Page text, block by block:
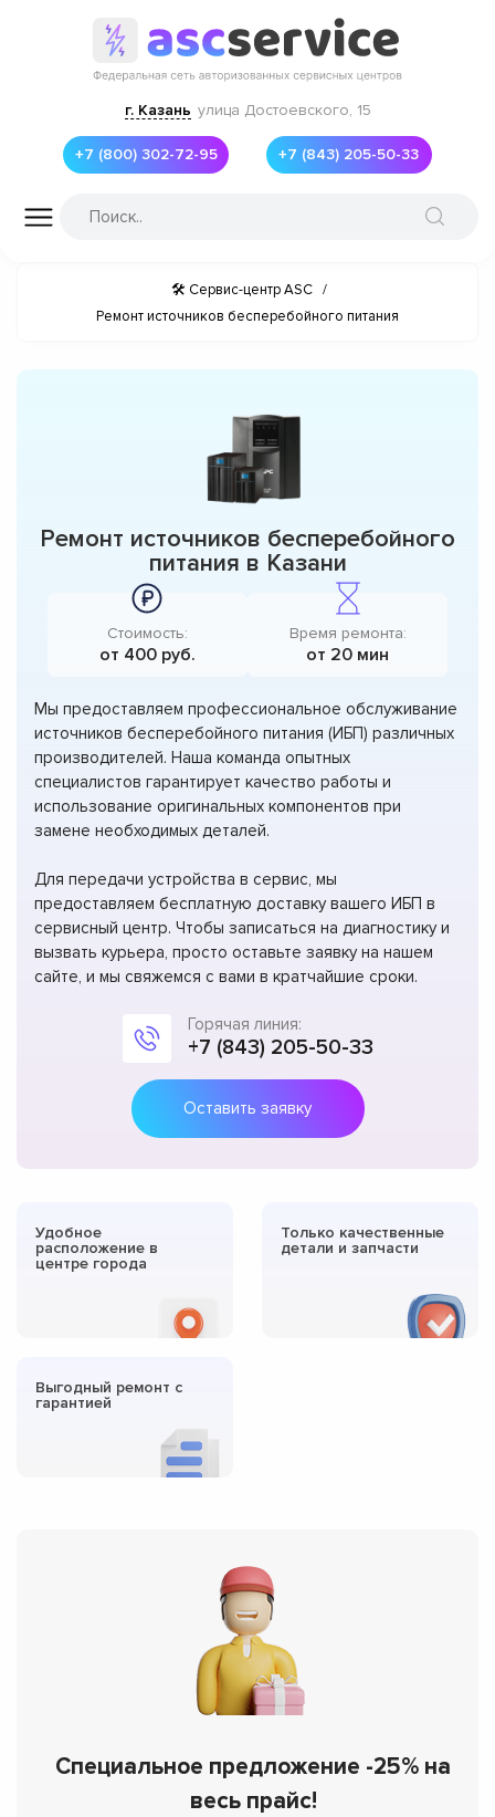
г. Казань улица Достоевского, 15
+7 (800) 302-72-95 +7 (843) 205-50-33
🛠 Сервис-центр ASC /
Ремонт источников бесперебойного питания
Ремонт источников бесперебойного
питания в Казани
Стоимость:
от 400 руб.
Время ремонта:
от 20 мин
Мы предоставляем профессиональное обслуживание
источников бесперебойного питания (ИБП) различных
производителей. Наша команда опытных
специалистов гарантирует качество работы и
использование оригинальных компонентов при
замене необходимых деталей.
Для передачи устройства в сервис, мы
предоставляем бесплатную доставку вашего ИБП в
сервисный центр. Чтобы записаться на диагностику и
вызвать курьера, просто оставьте заявку на нашем
сайте, и мы свяжемся с вами в кратчайшие сроки.
Горячая линия:
+7 (843) 205-50-33
Оставить заявку
Удобное
расположение в
центре города
Только качественные
детали и запчасти
Выгодный ремонт с
гарантией
Специальное предложение -25% на
весь прайс!